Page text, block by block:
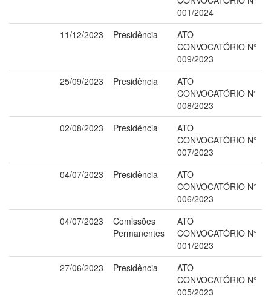
001/2024
11/12/2023
Presidência
ATO
CONVOCATÓRIO N°
009/2023
25/09/2023
Presidência
ATO
CONVOCATÓRIO N°
008/2023
02/08/2023
Presidência
ATO
CONVOCATÓRIO N°
007/2023
04/07/2023
Presidência
ATO
CONVOCATÓRIO N°
006/2023
04/07/2023
Comissões
Permanentes
ATO
CONVOCATÓRIO N°
001/2023
27/06/2023
Presidência
ATO
CONVOCATÓRIO N°
005/2023